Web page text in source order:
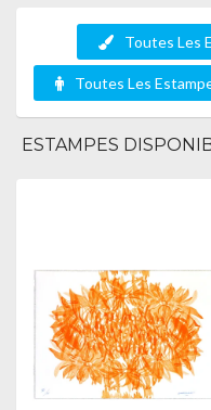
Toutes Les
Toutes Les
ESTAMPES